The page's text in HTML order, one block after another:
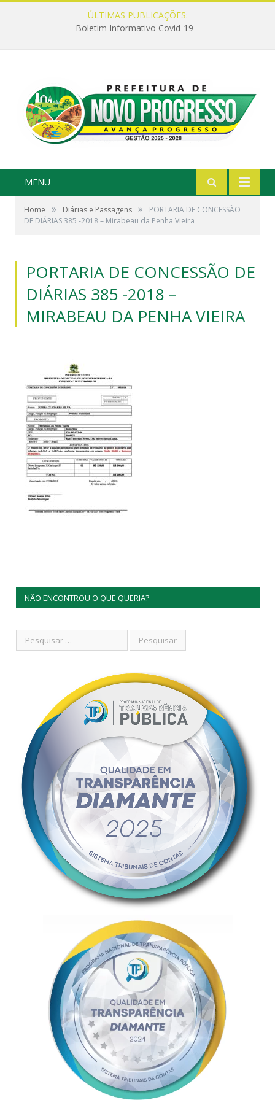
ÚLTIMAS PUBLICAÇÕES:
Boletim Informativo Covid-19
MENU
Home » Diárias e Passagens »
PORTARIA DE CONCESSÃO
DE DIÁRIAS 385 -2018 – Mirabeau da Penha Vieira
PORTARIA DE CONCESSÃO DE
DIÁRIAS 385 -2018 –
MIRABEAU DA PENHA VIEIRA
NÃO ENCONTROU O QUE QUERIA?